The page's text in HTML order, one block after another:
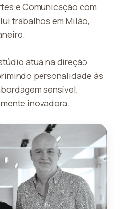
e Comunicação com
trabalhos em Milão,
atua na direção
personalidade às
sensível,
inovadora.